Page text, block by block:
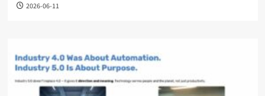
2026-06-11